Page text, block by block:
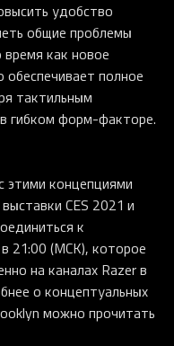
удобство
общие проблемы
как новое
обеспечивает полное
тактильным
гибком форм-факторе.
этими концепциями
CES 2021 и
к
в 21:00 (МСК), которое
на каналах Razer в
о концептуальных
можно прочитать